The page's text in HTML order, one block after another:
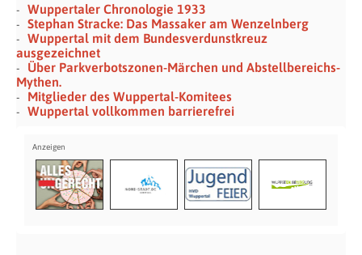
Wuppertaler Chronologie 1933
Stephan Stracke: Das Massaker am Wenzelnberg
Wuppertal mit dem Bundesverdunstkreuz
ausgezeichnet
Über Parkverbotszonen-Märchen und Abstellbereichs-
Mythen.
Mitglieder des Wuppertal-Komitees
Wuppertal vollkommen barrierefrei